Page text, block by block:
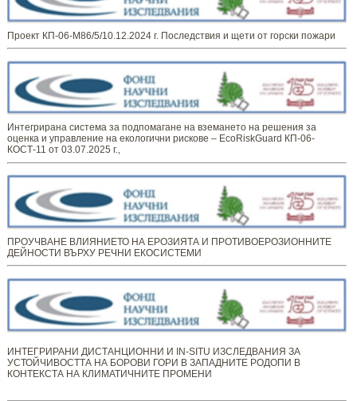
Проект КП-06-М86/5/10.12.2024 г. Последствия и щети от горски пожари
Интегрирана система за подпомагане на вземането на решения за
оценка и управление на екологични рискове – EcoRiskGuard КП-06-
КОСТ-11 от 03.07.2025 г.,
ПРОУЧВАНЕ ВЛИЯНИЕТО НА ЕРОЗИЯТА И ПРОТИВОЕРОЗИОННИТЕ
ДЕЙНОСТИ ВЪРХУ РЕЧНИ ЕКОСИСТЕМИ
ИНТЕГРИРАНИ ДИСТАНЦИОННИ И IN-SITU ИЗСЛЕДВАНИЯ ЗА
УСТОЙЧИВОСТТА НА БОРОВИ ГОРИ В ЗАПАДНИТЕ РОДОПИ В
КОНТЕКСТА НА КЛИМАТИЧНИТЕ ПРОМЕНИ